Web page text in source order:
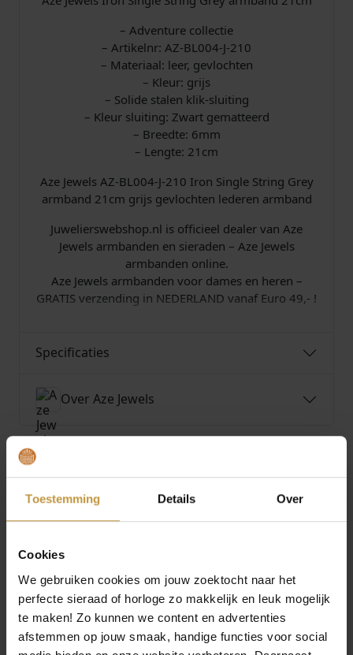
Toestemming Details Over
Cookies
We gebruiken cookies om jouw zoektocht naar het
perfecte sieraad of horloge zo makkelijk en leuk mogelijk
te maken! Zo kunnen we content en advertenties
afstemmen op jouw smaak, handige functies voor social
B
L
0
4
-
1
0
a
n
a
l
– Adventure collectie
– Artikelnr: AZ-BL004-J-210
– Materiaal: leer, gevlochten
– Kleur: grijs
– Solide stalen klik-sluiting
– Kleur sluiting: Zwart gematteerd
– Breedte: 6mm
– Lengte: 21cm
Aze Jewels AZ-BL004-J-210 Iron Single String Grey
armband 21cm grijs gevlochten lederen armband
Juwelierswebshop.nl is officieel dealer van Aze
Jewels armbanden en sieraden – Aze Jewels
armbanden online.
Aze Jewels armbanden voor dames en heren –
GRATIS verzending in NEDERLAND vanaf Euro 49,- !
Specificaties
Over Aze Jewels
MEER VAN AZE JEWELS
€44,90
AZE JEWELS IRON
DOUBLE SLIM STRING
BROWN ARMBAND 21
CM …
Direct leverbaar, 1
werkdag
€44,90
DOUBLE SLIM STRING
BROWN ARMBAND
19,5 C…
Direct leverbaar, 1
werkdag